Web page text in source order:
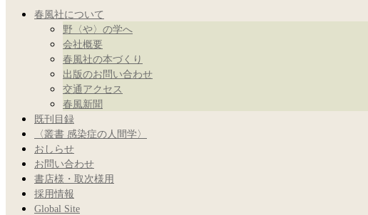
春風社について
野〈や〉の学へ
会社概要
春風社の本づくり
出版のお問い合わせ
交通アクセス
春風新聞
既刊目録
〈叢書 感染症の人間学〉
おしらせ
お問い合わせ
書店様・取次様用
採用情報
Global Site